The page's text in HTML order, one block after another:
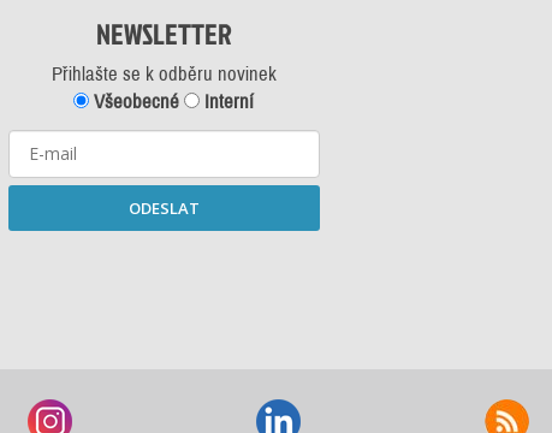
NEWSLETTER
Přihlašte se k odběru novinek
Všeobecné
Interní
ODESLAT